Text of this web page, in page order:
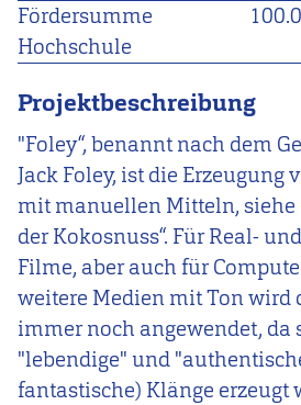
Fördersumme
Hochschule
Projektbeschreibung
"Foley“, benannt nach dem
Jack Foley, ist die Erzeugung
mit manuellen Mitteln, siehe
der Kokosnuss“. Für Real-
Filme, aber auch für
weitere Medien mit Ton wird
immer noch angewendet, da
"lebendige" und
fantastische) Klänge erzeugt